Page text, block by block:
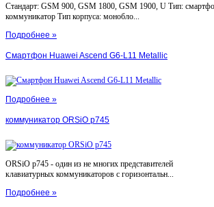
Стандарт: GSM 900, GSM 1800, GSM 1900, U Тип:
коммуникатор Тип корпуса: монобло...
Подробнее »
Смартфон Huawei Ascend G6-L11 Metallic
Подробнее »
коммуникатор ORSiO p745
ORSiO p745 - один из не многих представителей
клавиатурных коммуникаторов с горизонтальн...
Подробнее »